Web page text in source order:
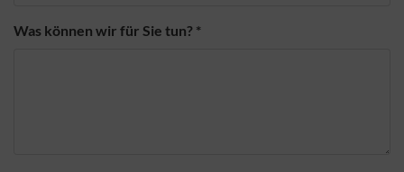
Was können wir für Sie tun? *